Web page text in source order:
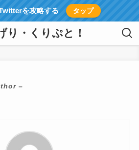
を攻略する タップ
り・くりぷと！
–